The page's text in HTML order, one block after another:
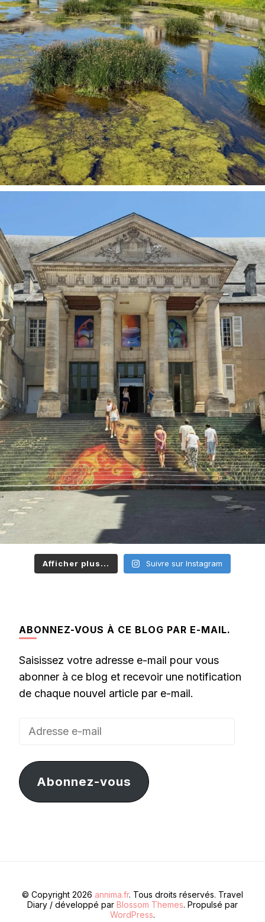
Afficher plus... Suivre sur Instagram
ABONNEZ-VOUS À CE BLOG PAR E-MAIL.
Saisissez votre adresse e-mail pour vous
abonner à ce blog et recevoir une notification
de chaque nouvel article par e-mail.
Adresse
mail
Abonnez-vous
© Copyright 2026 annima.fr. Tous droits réservés. Travel
Diary / développé par Blossom Themes. Propulsé par
WordPress.